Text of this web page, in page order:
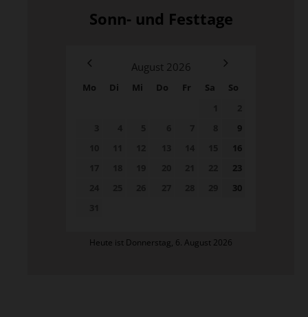
Sonn- und Festtage
August 2026
Mo Di Mi Do Fr Sa
So
9
16
23
30
Heute ist Donnerstag, 6. August 2026